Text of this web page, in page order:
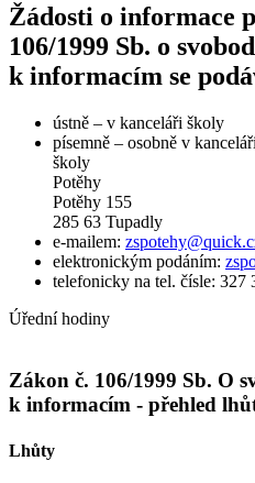
Žádosti o informace
106/1999 Sb. o
k informacím se
ústně – v kanceláři školy
písemně – osobně v
školy
Potěhy
Potěhy 155
285 63 Tupadly
e-mailem:
elektronickým podáním:
telefonicky na tel. čísle: 327
Úřední hodiny
Zákon č. 106/1999 Sb. O
k informacím - přehled
Lhůty